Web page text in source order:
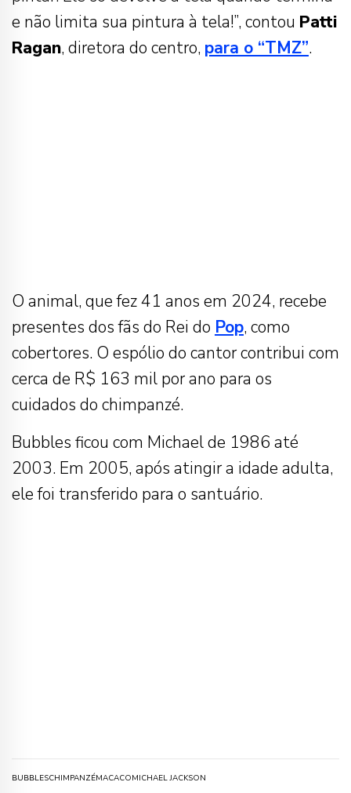
e não limita sua pintura à tela!”, contou Patti
Ragan, diretora do centro, para o “TMZ”.
O animal, que fez 41 anos em 2024, recebe
presentes dos fãs do Rei do Pop, como
cobertores. O espólio do cantor contribui com
cerca de R$ 163 mil por ano para os
cuidados do chimpanzé.
Bubbles ficou com Michael de 1986 até
2003. Em 2005, após atingir a idade adulta,
ele foi transferido para o santuário.
BUBBLESCHIMPANZÉMACACOMICHAEL JACKSON